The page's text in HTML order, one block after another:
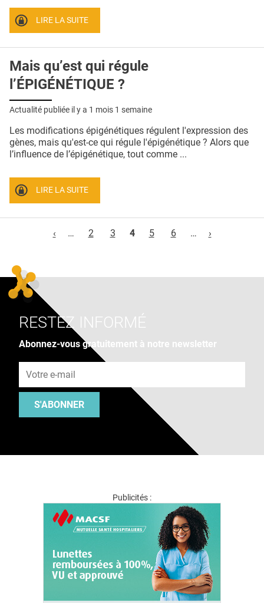
LIRE LA SUITE
Mais qu’est qui régule
l’ÉPIGÉNÉTIQUE ?
Actualité publiée il y a 1 mois 1 semaine
Les modifications épigénétiques régulent l'expression des
gènes, mais qu'est-ce qui régule l'épigénétique ? Alors que
l’influence de l’épigénétique, tout comme ...
LIRE LA SUITE
‹
… 2 3 4 5 6 … ›
RESTEZ INFORMÉ
Abonnez-vous gratuitement à notre newsletter
S'ABONNER
Publicités :